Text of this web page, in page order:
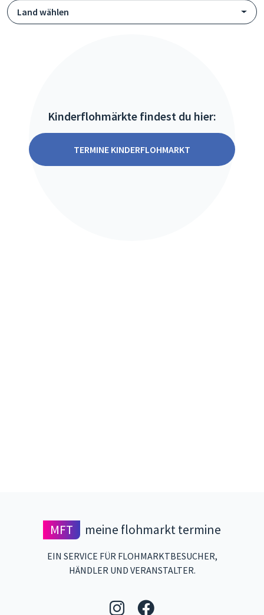
Land wählen
Kinderflohmärkte findest du hier:
TERMINE KINDERFLOHMARKT
MFT meine flohmarkt termine
EIN SERVICE FÜR FLOHMARKTBESUCHER,
HÄNDLER UND VERANSTALTER.
Folgen Sie uns auf
Folgen Sie uns